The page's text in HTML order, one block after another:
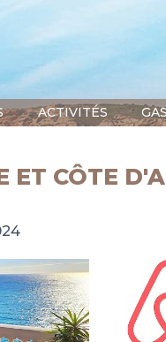
ACTIVITÉS
ET CÔTE